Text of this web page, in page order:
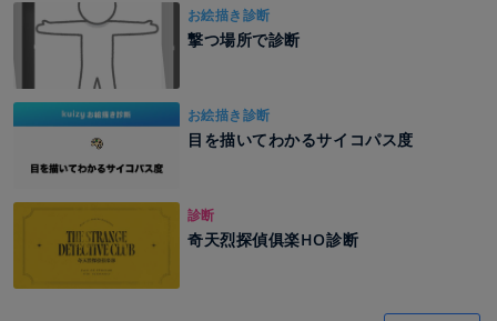
お絵描き診断
撃つ場所で診断
お絵描き診断
目を描いてわかるサイコパス度
診断
奇天烈探偵俱楽HO診断